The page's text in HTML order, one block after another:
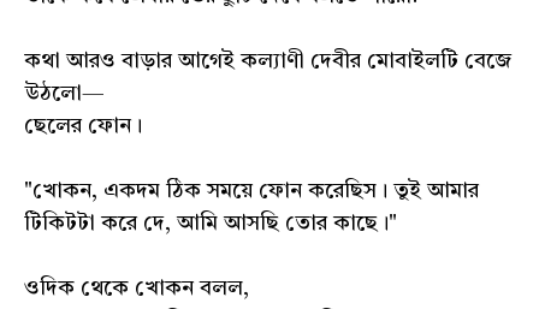
কথা আরও বাড়ার আগেই কল্যাণী দেবীর মোবাইলটি বেজে
উঠলো—
ছেলের ফোন।
"খোকন, একদম ঠিক সময়ে ফোন করেছিস। তুই আমার
টিকিটটা করে দে, আমি আসছি তোর কাছে।"
ওদিক থেকে খোকন বলল,